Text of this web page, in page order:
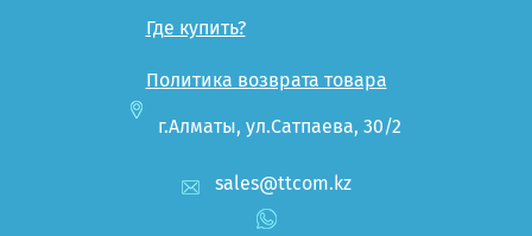
Где купить?
Политика возврата товара
г.Алматы, ул.Сатпаева, 30/2
sales@ttcom.kz